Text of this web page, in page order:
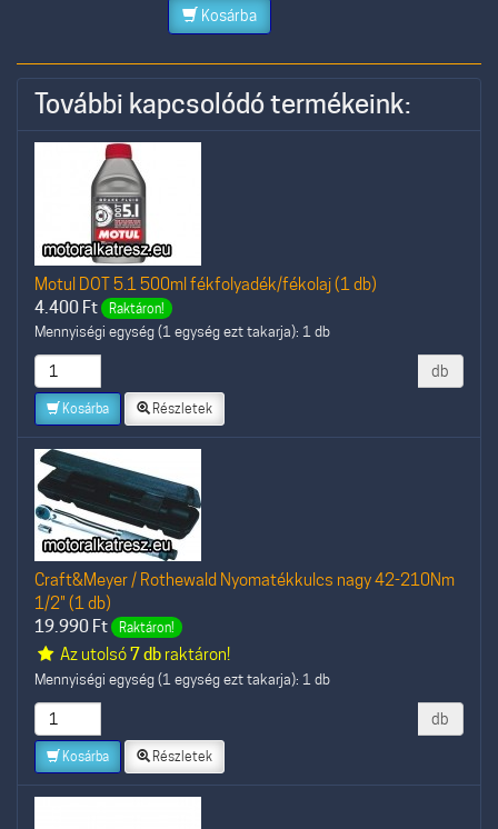
Kosárba
További kapcsolódó termékeink:
Motul DOT 5.1 500ml fékfolyadék/fékolaj (1 db)
4.400 Ft Raktáron!
Mennyiségi egység (1 egység ezt takarja): 1 db
db
Kosárba Részletek
Craft&Meyer / Rothewald Nyomatékkulcs nagy 42-210Nm
1/2" (1 db)
19.990 Ft Raktáron!
Az utolsó7 dbraktáron!
Mennyiségi egység (1 egység ezt takarja): 1 db
db
Kosárba Részletek